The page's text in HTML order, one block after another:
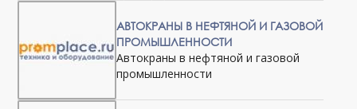
АВТОКРАНЫ В НЕФТЯНОЙ И ГАЗОВОЙ
ПРОМЫШЛЕННОСТИ
Автокраны в нефтяной и газовой
промышленности